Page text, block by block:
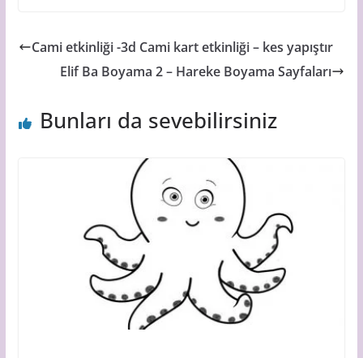
Cami etkinliği -3d Cami kart etkinliği – kes yapıştır
Elif Ba Boyama 2 – Hareke Boyama Sayfaları
Bunları da sevebilirsiniz